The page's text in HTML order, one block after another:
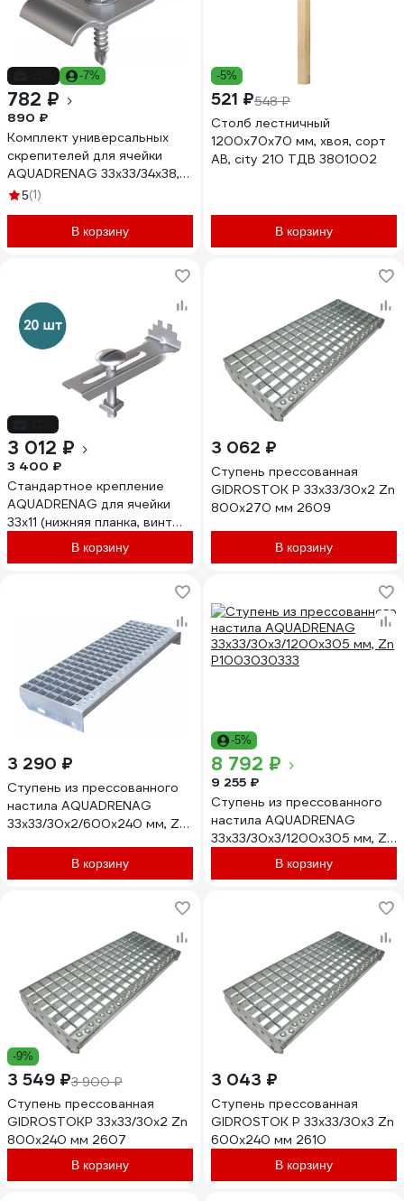
-7%
782 ₽
890 ₽
Комплект универсальных
скрепителей для ячейки
AQUADRENAG 33x33/34x38,
оцинкованный (скоба,
8шт 333365/8
5(1)
В корзину
-5%
521 ₽548 ₽
Столб лестничный
1200х70x70 мм, хвоя, сорт
АВ, city 210 ТДВ 3801002
В корзину
3 012 ₽
3 400 ₽
Стандартное крепление
AQUADRENAG для ячейки
33х11 (нижняя планка, винт
М8х70 DIN 967,гайка М8)
20шт 33118820
В корзину
3 062 ₽
Ступень прессованная
GIDROSTOK P 33х33/30х2 Zn
800х270 мм 2609
В корзину
3 290 ₽
Ступень из прессованного
настила AQUADRENAG
33x33/30x2/600x240 мм, Zn
В корзину
-5%
8 792 ₽
9 255 ₽
Ступень из прессованного
настила AQUADRENAG
33x33/30x3/1200x305 мм, Zn
P1003030333В корзину
-9%
3 549 ₽3 900 ₽
Ступень прессованная
GIDROSTOKP 33х33/30х2 Zn
800х240 мм 2607
В корзину
3 043 ₽
Ступень прессованная
GIDROSTOK P 33х33/30х3 Zn
600х240 мм 2610
В корзину